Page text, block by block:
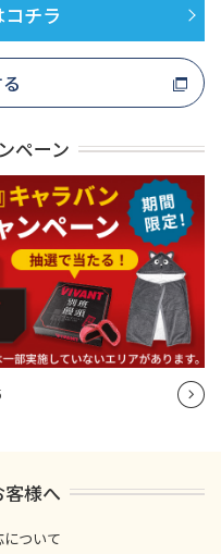
チラ
ペーン
様へ
ついて